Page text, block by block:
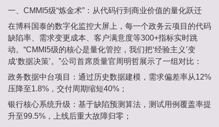
一、CMMI5级“炼金术”：从代码行到商业价值的量化跃迁‌
在博科国泰的数字化监控大屏上，每一个政务云项目的代码
缺陷率、需求变更成本、客户满意度等300+指标实时跳
动。“CMMI5级的核心是‌量化管控‌，我们把‘经验主义’变
成‘数据决策’。”公司首席质量官周明哲展示了一组对比：
政务数据中台项目‌：通过历史数据建模，需求偏差率从12%
压降至‌1.8%‌，交付周期缩短‌40%‌；
银行核心系统升级‌：基于缺陷预测算法，测试用例覆盖率提
升至‌99.5%‌，上线后重大故障归零；